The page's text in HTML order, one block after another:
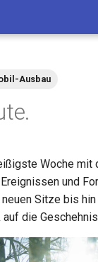
Ausbau
Woche mit
und
Sitze bis
die